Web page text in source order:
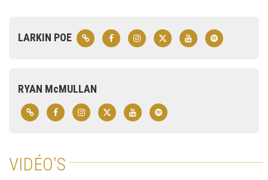
LARKIN POE
RYAN McMULLAN
VIDÉO'S